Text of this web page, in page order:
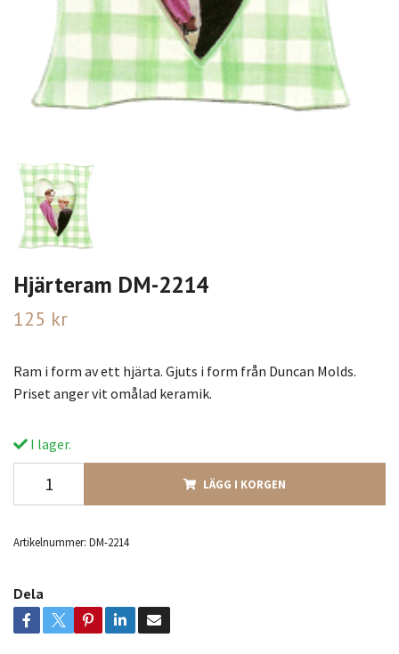
Hjärteram DM-2214
125 kr
Ram i form av ett hjärta. Gjuts i form från Duncan Molds.
Priset anger vit omålad keramik.
I lager.
LÄGG I KORGEN
Artikelnummer: DM-2214
Dela